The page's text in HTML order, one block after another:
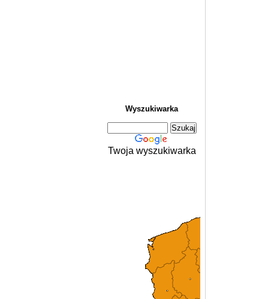
Wyszukiwarka
Twoja wyszukiwarka